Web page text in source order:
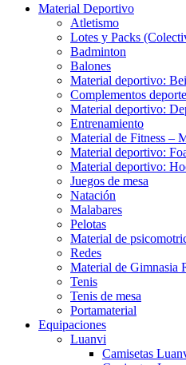
Material Deportivo
Atletismo
Lotes y Packs
Badminton
Balones
Material deportivo:
Complementos
Material deportivo:
Entrenamiento
Material de Fitness –
Material deportivo:
Material deportivo:
Juegos de mesa
Natación
Malabares
Pelotas
Material de
Redes
Material de Gimnasia
Tenis
Tenis de mesa
Portamaterial
Equipaciones
Luanvi
Camisetas